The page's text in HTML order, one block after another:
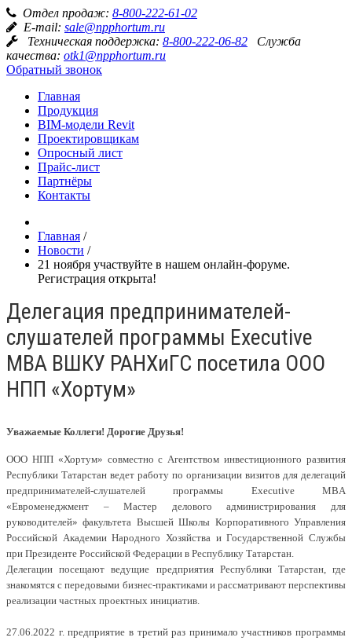
Отдел продаж: 8-800-222-61-02
E-mail: sale@npphortum.ru
Техническая поддержка: 8-800-222-06-82 Служба
качества: otk1@npphortum.ru
Обратный звонок
Главная
Продукция
BIM-модели Revit
Проектировщикам
Опросный лист
Прайс-лист
Партнёры
Контакты
Главная /
Новости /
21 ноября участвуйте в нашем онлайн-форуме.
Регистрация открыта!
Делегация предпринимателей-
слушателей программы Executive
MBA ВШКУ РАНХиГС посетила ООО
НПП «Хортум»
Уважаемые Коллеги! Дорогие Друзья!
ООО НПП «Хортум» совместно с Агентством инвестиционного развития
Республики Татарстан ведет работу по организации визитов для делегаций
предпринимателей-слушателей программы Executive MBA
«Евроменеджмент – Мастер делового администрирования для
руководителей» факультета Высшей Школы Корпоративного Управления
Российской Академии Народного Хозяйства и Государственной Службы
при Президенте Российской Федерации в Республику Татарстан.
Делегации посещают ведущие предприятия Республики Татарстан, где
знакомятся с передовыми бизнес-практиками и рассматривают перспективы
реализации частных проектных инициатив.
27.06.2022 г. предприятие в третий раз принимало участников программы